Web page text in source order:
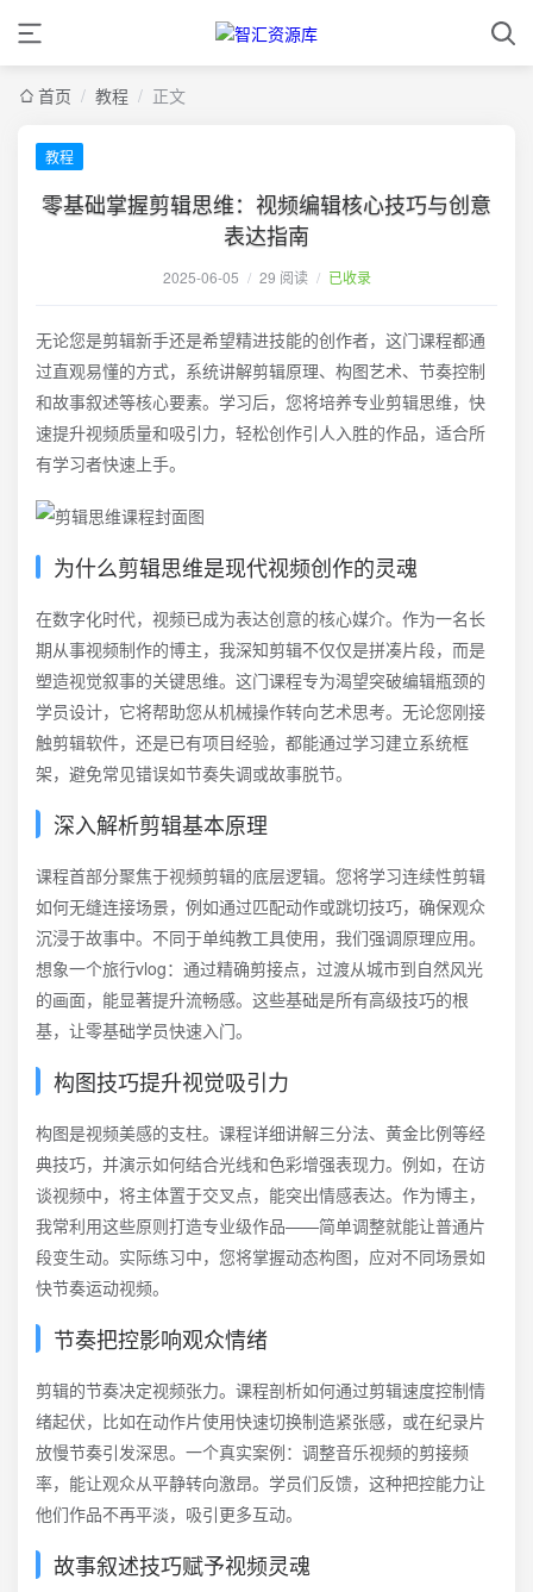
首页 / 教程 / 正文
教程
零基础掌握剪辑思维：视频编辑核心技巧与创意
表达指南
2025-06-05 / 29 阅读 / 已收录
无论您是剪辑新手还是希望精进技能的创作者，这门课程都通
过直观易懂的方式，系统讲解剪辑原理、构图艺术、节奏控制
和故事叙述等核心要素。学习后，您将培养专业剪辑思维，快
速提升视频质量和吸引力，轻松创作引人入胜的作品，适合所
有学习者快速上手。
为什么剪辑思维是现代视频创作的灵魂
在数字化时代，视频已成为表达创意的核心媒介。作为一名长
期从事视频制作的博主，我深知剪辑不仅仅是拼凑片段，而是
塑造视觉叙事的关键思维。这门课程专为渴望突破编辑瓶颈的
学员设计，它将帮助您从机械操作转向艺术思考。无论您刚接
触剪辑软件，还是已有项目经验，都能通过学习建立系统框
架，避免常见错误如节奏失调或故事脱节。
深入解析剪辑基本原理
课程首部分聚焦于视频剪辑的底层逻辑。您将学习连续性剪辑
如何无缝连接场景，例如通过匹配动作或跳切技巧，确保观众
沉浸于故事中。不同于单纯教工具使用，我们强调原理应用。
想象一个旅行vlog：通过精确剪接点，过渡从城市到自然风光
的画面，能显著提升流畅感。这些基础是所有高级技巧的根
基，让零基础学员快速入门。
构图技巧提升视觉吸引力
构图是视频美感的支柱。课程详细讲解三分法、黄金比例等经
典技巧，并演示如何结合光线和色彩增强表现力。例如，在访
谈视频中，将主体置于交叉点，能突出情感表达。作为博主，
我常利用这些原则打造专业级作品——简单调整就能让普通片
段变生动。实际练习中，您将掌握动态构图，应对不同场景如
快节奏运动视频。
节奏把控影响观众情绪
剪辑的节奏决定视频张力。课程剖析如何通过剪辑速度控制情
绪起伏，比如在动作片使用快速切换制造紧张感，或在纪录片
放慢节奏引发深思。一个真实案例：调整音乐视频的剪接频
率，能让观众从平静转向激昂。学员们反馈，这种把控能力让
他们作品不再平淡，吸引更多互动。
故事叙述技巧赋予视频灵魂